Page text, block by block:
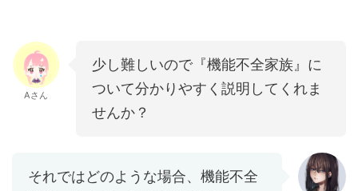
Aさん
少し難しいので『機能不全家族』に
ついて分かりやすく説明してくれま
せんか？
それではどのような場合、機能不全